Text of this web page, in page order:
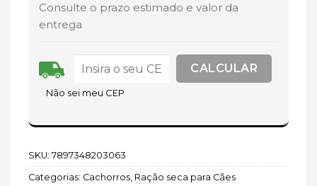
Consulte o prazo estimado e valor da
entrega
Não sei meu CEP
SKU: 7897348203063
Categorias: Cachorros, Ração seca para Cães